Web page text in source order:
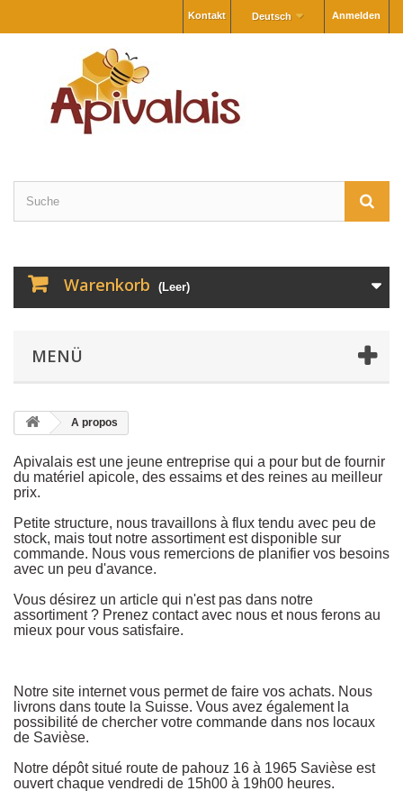
Anmelden
Deutsch
Kontakt
Warenkorb (Leer)
MENÜ
A propos
Apivalais est une jeune entreprise qui a pour but de fournir
du matériel apicole, des essaims et des reines au meilleur
prix.
Petite structure, nous travaillons à flux tendu avec peu de
stock, mais tout notre assortiment est disponible sur
commande. Nous vous remercions de planifier vos besoins
avec un peu d'avance.
Vous désirez un article qui n'est pas dans notre
assortiment ? Prenez contact avec nous et nous ferons au
mieux pour vous satisfaire.
Notre site internet vous permet de faire vos achats. Nous
livrons dans toute la Suisse. Vous avez également la
possibilité de chercher votre commande dans nos locaux
de Savièse.
Notre dépôt situé route de pahouz 16 à 1965 Savièse est
ouvert chaque vendredi de 15h00 à 19h00 heures.